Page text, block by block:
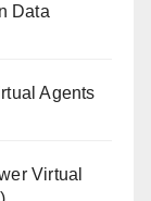
Data
Agents
Virtual